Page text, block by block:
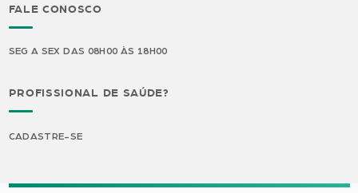
FALE CONOSCO
SEG A SEX DAS 08H00 ÀS 18H00
PROFISSIONAL DE SAÚDE?
CADASTRE-SE